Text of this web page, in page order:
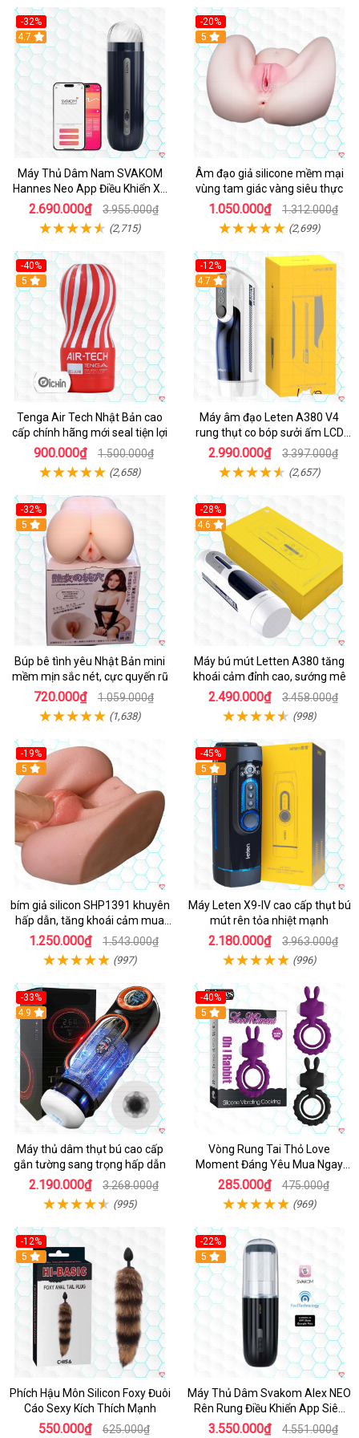
-32%
Hot
4.7
Máy Thủ Dâm Nam SVAKOM
Hannes Neo App Điều Khiển Xa
Cao Cấp
2.690.000₫ 3.955.000₫
(2,715)
-20%
Hot
5
Âm đạo giả silicone mềm mại
vùng tam giác vàng siêu thực
1.050.000₫ 1.312.000₫
(2,699)
-40%
Hot
5
Tenga Air Tech Nhật Bản cao
cấp chính hãng mới seal tiện lợi
900.000₫ 1.500.000₫
(2,658)
-12%
Hot
4.7
Máy âm đạo Leten A380 V4
rung thụt co bóp sưởi ấm LCD
đẹp
2.990.000₫ 3.397.000₫
(2,657)
-32%
Hot
5
Búp bê tình yêu Nhật Bản mini
mềm mịn sắc nét, cực quyến rũ
720.000₫ 1.059.000₫
(1,638)
-28%
Hot
4.6
Máy bú mút Letten A380 tăng
khoái cảm đỉnh cao, sướng mê
2.490.000₫ 3.458.000₫
(998)
-19%
Hot
5
bím giả silicon SHP1391 khuyên
hấp dẫn, tăng khoái cảm mua
ngay
1.250.000₫ 1.543.000₫
(997)
-45%
Hot
5
Máy Leten X9-IV cao cấp thụt bú
mút rên tỏa nhiệt mạnh
2.180.000₫ 3.963.000₫
(996)
-33%
Hot
4.9
Máy thủ dâm thụt bú cao cấp
gắn tường sang trọng hấp dẫn
2.190.000₫ 3.268.000₫
(995)
-40%
5
Vòng Rung Tai Thỏ Love
Moment Đáng Yêu Mua Ngay
Giá Tốt
285.000₫ 475.000₫
(969)
-12%
Hot
5
Phích Hậu Môn Silicon Foxy Đuôi
Cáo Sexy Kích Thích Mạnh
550.000₫ 625.000₫
-22%
5
Máy Thủ Dâm Svakom Alex NEO
Rên Rung Điều Khiển App Siêu
Phê
3.550.000₫ 4.551.000₫